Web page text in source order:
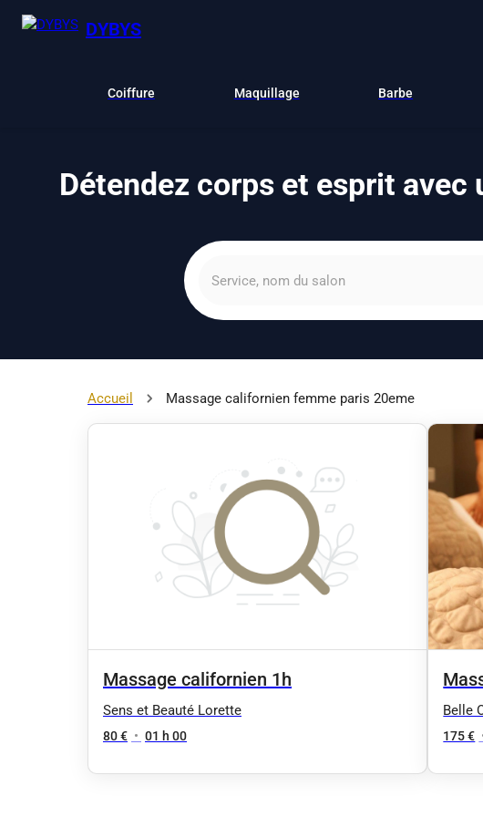
DYBYS
Coiffure Maquillage Barbe
Détendez corps et esprit
Accueil Massage californien femme paris 20eme
Massage californien 1h
Sens et Beauté Lorette
80 € • 01 h 00
Belle
175 €